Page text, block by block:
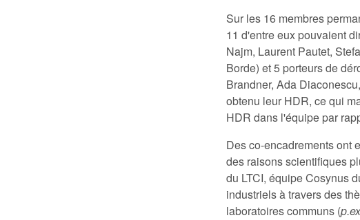
Sur les 16 membres
11 d'entre eux pouvaient
Najm, Laurent Pautet,
Borde) et 5 porteurs de
Brandner, Ada
obtenu leur HDR, ce qui
HDR dans l'équipe par
Des co-encadrements ont
des raisons scientifiques
du LTCI, équipe Cosynus
industriels à travers des
laboratoires communs (